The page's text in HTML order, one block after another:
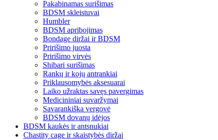
Pakabinamas surišimas
BDSM skleistuvai
Humbler
BDSM apribojimas
Bondage diržai ir BDSM
Pririšimo juosta
Pririšimo virvės
Shibari surišimas
Rankų ir kojų antrankiai
Priklausomybės aksesuarai
Laiko užraktas savęs pavergimas
Medicininiai suvaržymai
Savarankiška vergovė
BDSM dovanų idėjos
BDSM kaukės ir antsnukiai
Chastity cage ir skaistybės diržai